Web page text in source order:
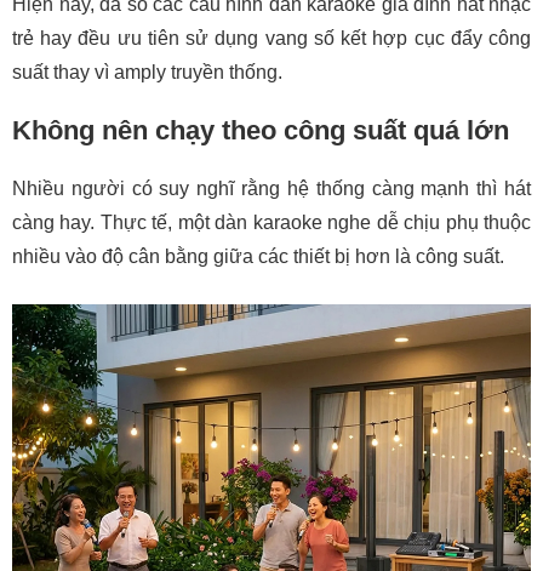
Hiện nay, đa số các cấu hình dàn karaoke gia đình hát nhạc
trẻ hay đều ưu tiên sử dụng vang số kết hợp cục đẩy công
suất thay vì amply truyền thống.
Không nên chạy theo công suất quá lớn
Nhiều người có suy nghĩ rằng hệ thống càng mạnh thì hát
càng hay. Thực tế, một dàn karaoke nghe dễ chịu phụ thuộc
nhiều vào độ cân bằng giữa các thiết bị hơn là công suất.